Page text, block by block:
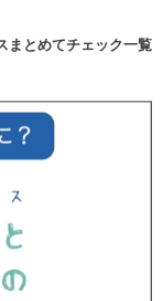
まとめてチェック一覧